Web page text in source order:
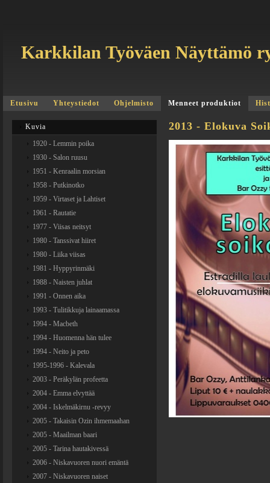
Karkkilan Työväen Näyttämö
Etusivu Yhteystiedot Ohjelmisto Menneet produktiot
2013 - Elokuva
Kuvia
1920 - Lemmin poika
1930 - Salon ruusu
1951 - Kenraalin morsian
1958 - Putkinotko
1959 - Virtaset ja Lahtiset
1961 - Rautatie
1977 - Viisas neitsyt
1980 - Tanssivat hiiret
1980 - Liika viisas
1981 - Hyppyrinmäki
1988 - Naisten juhlat
1991 - Onnen aika
1993 - Tulitikkuja lainaamassa
1994 - Macbeth
1994 - Huomenna hän tulee
1994 - Neito ja peto
1995-1996 - Kalevala
2003 - Peräkylän profeetta
2004 - Emma elvyttää
2004 - Iskelmäkirnu -revyy
2005 - Takaisin Ozin ihmemaahan
2005 - Maailman baari
2005 - Tarina hautakivessä
2006 - Niskavuoren nuori emäntä
2007 - Niskavuoren naiset